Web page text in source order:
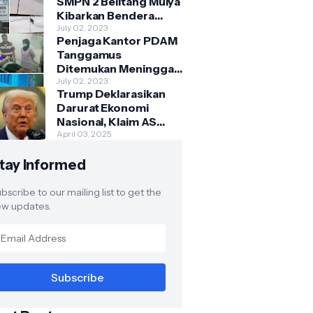
Kibarkan Bendera
Usang dan Sobek
July 02, 2023
Penjaga Kantor PDAM
Tanggamus
Ditemukan Meninggal
di Belakang Kantornya.
July 02, 2023
Trump Deklarasikan
Darurat Ekonomi
Nasional, Klaim AS
Terus Diperlakukan
Asing"
April 03, 2025
Informed
to our mailing list to get the
updates.